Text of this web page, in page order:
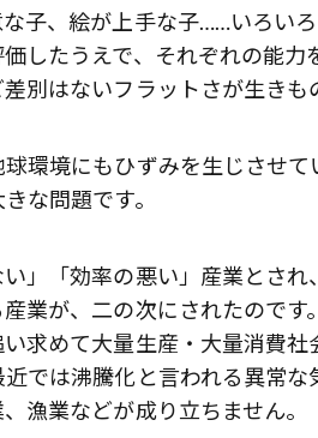
子、絵が上手な子……いろい
したうえで、それぞれの能力
別はないフラットさが生きも
環境にもひずみを生じさせ
な問題です。
」「効率の悪い」産業とさ
業が、二の次にされたのです
求めて大量生産・大量消費
では沸騰化と言われる異常な
漁業などが成り立ちません。